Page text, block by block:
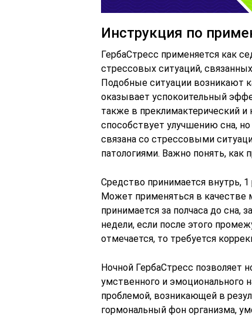
Инструкция по
ГербаСтресс применяется как
стрессовых ситуаций,
Подобные ситуации возникают
оказывает успокоительный
также в преклимактерический
способствует улучшению сна, но
связана со стрессовыми
патологиями. Важно понять, как
Средство принимается внутрь,
Может применяться в качестве
принимается за полчаса до сна,
недели, если после этого
отмечается, то требуется
Ночной ГербаСтресс позволяет
умственного и эмоционального
проблемой, возникающей в
гормональный фон организма,